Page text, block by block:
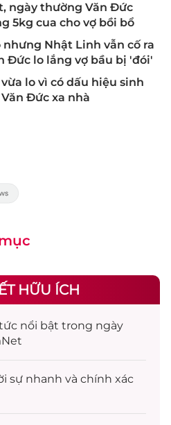
ngày thường Văn Đức
5kg cua cho vợ bồi bổ
Nhật Linh vẫn cố ra
Đức lo lắng vợ bầu bị 'đói'
lo vì có dấu hiệu sinh
Đức xa nhà
HỮU ÍCH
nổi bật trong ngày
sự nhanh và chính xác